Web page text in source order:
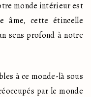
monde intérieur est
âme, cette étincelle
sens profond à notre
à ce monde-là sous
par le monde